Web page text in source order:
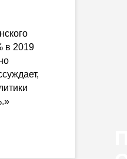
в 2019